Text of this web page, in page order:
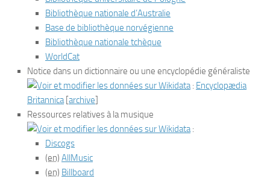
Bibliothèque nationale d’Australie
Base de bibliothèque norvégienne
Bibliothèque nationale tchèque
WorldCat
Notice dans un dictionnaire ou une encyclopédie généraliste
: Encyclopædia
Britannica[archive]
Ressources relatives à la musique
:
Discogs
(en) AllMusic
(en) Billboard